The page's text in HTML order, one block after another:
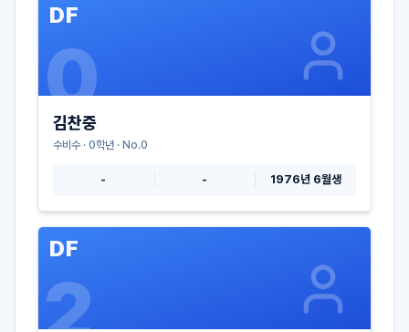
DF
0
김찬중
수비수· 0학년 · No.0
- - 1976년 6월생
DF
2